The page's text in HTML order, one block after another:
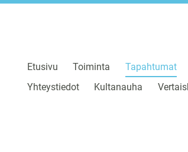
Etusivu Toiminta Tapahtumat
Yhteystiedot
Kultanauha